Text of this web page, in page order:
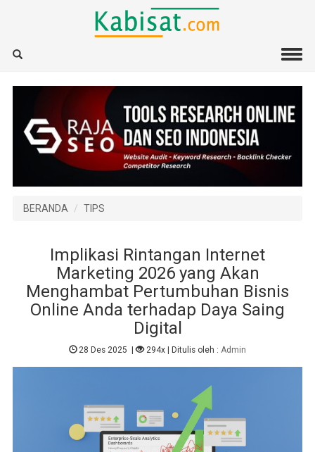
BERANDA TIPS
Implikasi Rintangan Internet
Marketing 2026 yang Akan
Menghambat Pertumbuhan Bisnis
Online Anda terhadap Daya Saing
Digital
28 Des 2025 | 294x | Ditulis oleh :Admin